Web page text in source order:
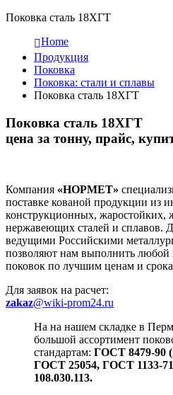
Поковка сталь 18ХГТ
Home
Продукция
Поковка
Поковка: cтали и сплавы
Поковка сталь 18ХГТ
Поковка сталь 18ХГТ
цена за тонну, прайс,
Компания «НОРМЕТ»
поставке кованой продукции из
конструкционных, жаростойких,
нержавеющих сталей и сплавов.
ведущими Российскими
позволяют нам выполнить любой
поковок по лучшим ценам и
Для заявок на расчет:
zakaz@wiki-prom24.ru
На на нашем складке в
большой ассортимент
стандартам: ГОСТ 8479-90
ГОСТ 25054, ГОСТ 1133-
108.030.113.